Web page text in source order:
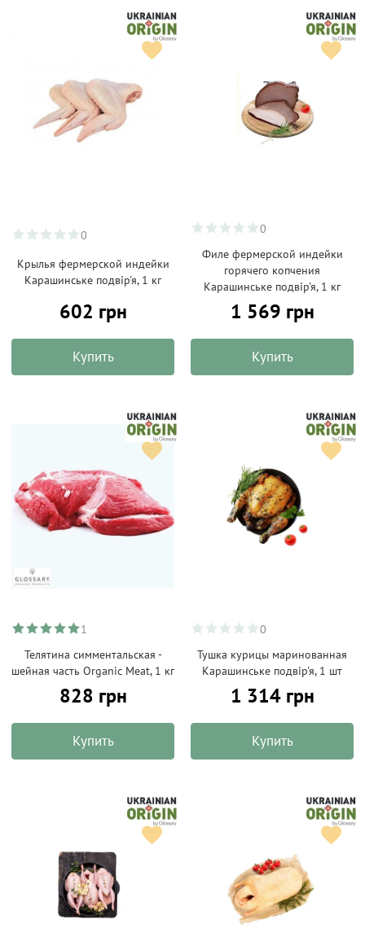
0
Крылья фермерской индейки
Карашинське подвір'я, 1 кг
602 грн
Купить
0
Филе фермерской индейки
горячего копчения
Карашинське подвір'я, 1 кг
1 569 грн
Купить
1
Телятина симментальская -
шейная часть Organic Meat, 1 кг
828 грн
Купить
0
Тушка курицы маринованная
Карашинське подвір'я, 1 шт
1 314 грн
Купить